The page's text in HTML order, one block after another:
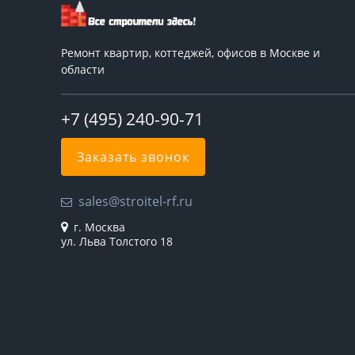
Ремонт квартир, коттеджей, офисов в Москве и
области
+7 (495) 240-90-71
Заказать звонок
sales@stroitel-rf.ru
г. Москва
ул. Льва Толстого 18